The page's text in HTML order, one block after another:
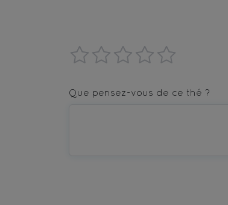
star
—
—
stars
Que pensez-vous de ce thé ?